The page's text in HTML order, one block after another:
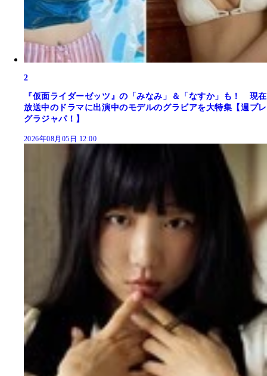
2
『仮面ライダーゼッツ』の「みなみ」＆「なすか」も！ 現在
放送中のドラマに出演中のモデルのグラビアを大特集【週プレ
グラジャパ！】
2026年08月05日 12:00